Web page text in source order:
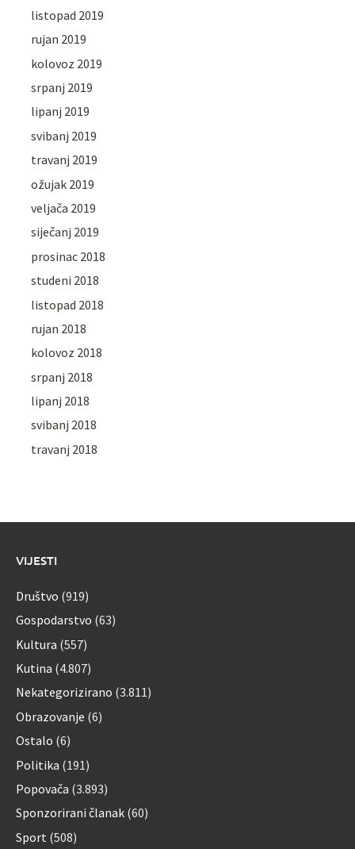
listopad 2019
rujan 2019
kolovoz 2019
srpanj 2019
lipanj 2019
svibanj 2019
travanj 2019
ožujak 2019
veljača 2019
siječanj 2019
prosinac 2018
studeni 2018
listopad 2018
rujan 2018
kolovoz 2018
srpanj 2018
lipanj 2018
svibanj 2018
travanj 2018
VIJESTI
Društvo (919)
Gospodarstvo (63)
Kultura (557)
Kutina (4.807)
Nekategorizirano (3.811)
Obrazovanje (6)
Ostalo (6)
Politika (191)
Popovača (3.893)
Sponzorirani članak (60)
Sport (508)